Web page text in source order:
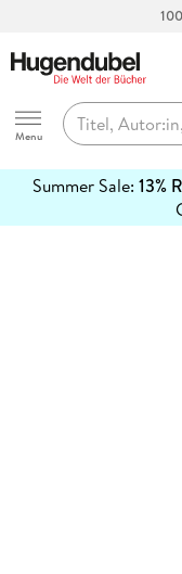
Hugendubel
Menu
Summer Sale: 13%
erfahren